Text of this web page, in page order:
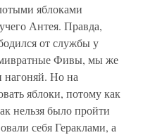
яблоками
Антея. Правда,
от службы у
Фивы, мы же
нагоняй. Но на
яблоки, потому как
нельзя было пройти
себя Гераклами, а